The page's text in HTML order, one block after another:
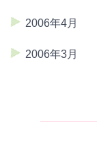
2006年4月
2006年3月